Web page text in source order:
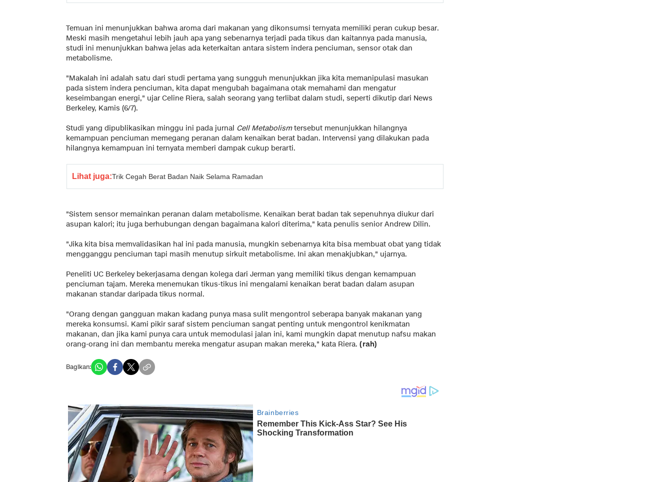
Temuan ini menunjukkan bahwa aroma dari makanan yang dikonsumsi ternyata memiliki peran cukup besar.
Meski masih mengetahui lebih jauh apa yang sebenarnya terjadi pada tikus dan kaitannya pada manusia,
studi ini menunjukkan bahwa jelas ada keterkaitan antara sistem indera penciuman, sensor otak dan
metabolisme.
"Makalah ini adalah satu dari studi pertama yang sungguh menunjukkan jika kita memanipulasi masukan
pada sistem indera penciuman, kita dapat mengubah bagaimana otak memahami dan mengatur
keseimbangan energi," ujar Celine Riera, salah seorang yang terlibat dalam studi, seperti dikutip dari News
Berkeley, Kamis (6/7).
Studi yang dipublikasikan minggu ini pada jurnal Cell Metabolismtersebut menunjukkan hilangnya
kemampuan penciuman memegang peranan dalam kenaikan berat badan. Intervensi yang dilakukan pada
hilangnya kemampuan ini ternyata memberi dampak cukup berarti.
Lihat juga:Trik Cegah Berat Badan Naik Selama Ramadan
"Sistem sensor memainkan peranan dalam metabolisme. Kenaikan berat badan tak sepenuhnya diukur dari
asupan kalori; itu juga berhubungan dengan bagaimana kalori diterima," kata penulis senior Andrew Dilin.
"Jika kita bisa memvalidasikan hal ini pada manusia, mungkin sebenarnya kita bisa membuat obat yang tidak
mengganggu penciuman tapi masih menutup sirkuit metabolisme. Ini akan menakjubkan," ujarnya.
Peneliti UC Berkeley bekerjasama dengan kolega dari Jerman yang memiliki tikus dengan kemampuan
penciuman tajam. Mereka menemukan tikus-tikus ini mengalami kenaikan berat badan dalam asupan
makanan standar daripada tikus normal.
"Orang dengan gangguan makan kadang punya masa sulit mengontrol seberapa banyak makanan yang
mereka konsumsi. Kami pikir saraf sistem penciuman sangat penting untuk mengontrol kenikmatan
makanan, dan jika kami punya cara untuk memodulasi jalan ini, kami mungkin dapat menutup nafsu makan
orang-orang ini dan membantu mereka mengatur asupan makan mereka," kata Riera. (rah)
Bagikan: